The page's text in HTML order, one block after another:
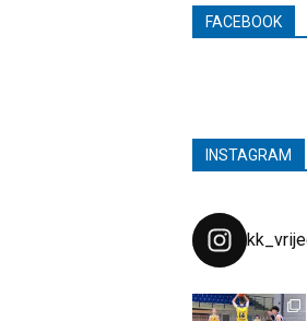
FACEBOOK
INSTAGRAM